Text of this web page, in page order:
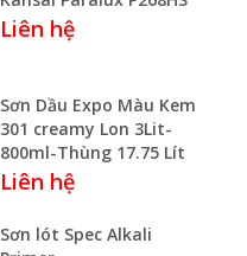
Liên hệ
Sơn Dầu Expo Màu Kem
301 creamy Lon 3Lit-
800ml-Thùng 17.75 Lít
Liên hệ
Sơn lót Spec Alkali